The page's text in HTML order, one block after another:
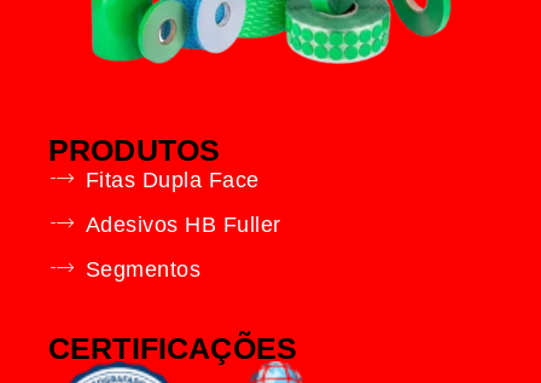
PRODUTOS
Fitas Dupla Face
Adesivos HB Fuller
Segmentos
CERTIFICAÇÕES